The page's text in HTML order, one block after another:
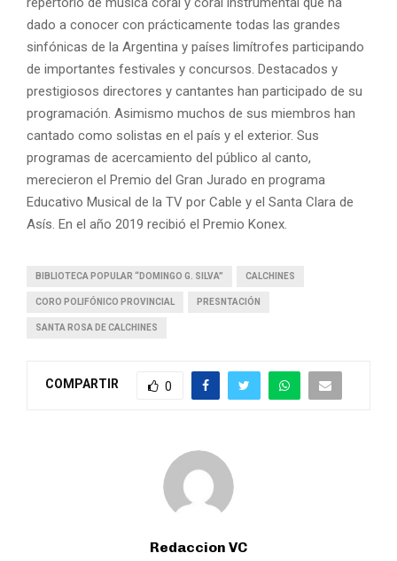
dado a conocer con prácticamente todas las grandes
sinfónicas de la Argentina y países limítrofes participando
de importantes festivales y concursos. Destacados y
prestigiosos directores y cantantes han participado de su
programación. Asimismo muchos de sus miembros han
cantado como solistas en el país y el exterior. Sus
programas de acercamiento del público al canto,
merecieron el Premio del Gran Jurado en programa
Educativo Musical de la TV por Cable y el Santa Clara de
Asís. En el año 2019 recibió el Premio Konex.
BIBLIOTECA POPULAR “DOMINGO G. SILVA” CALCHINES
CORO POLIFÓNICO PROVINCIAL PRESNTACIÓN
SANTA ROSA DE CALCHINES
COMPARTIR 0
Redaccion VC